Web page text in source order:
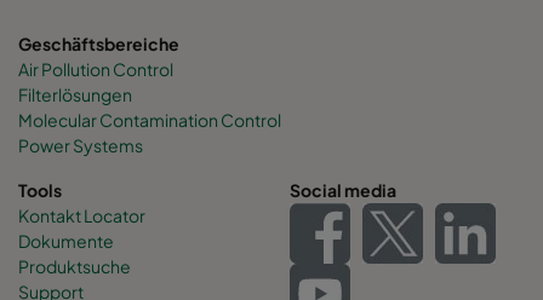
Geschäftsbereiche
Air Pollution Control
Filterlösungen
Molecular Contamination Control
Power Systems
Tools
Kontakt Locator
Dokumente
Produktsuche
Support
Social media